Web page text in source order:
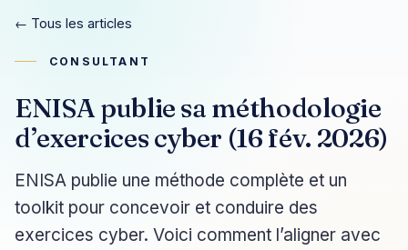
← Tous les articles
CONSULTANT
ENISA publie sa méthodologie
d’exercices cyber (16 fév. 2026)
ENISA publie une méthode complète et un
toolkit pour concevoir et conduire des
exercices cyber. Voici comment l’aligner avec